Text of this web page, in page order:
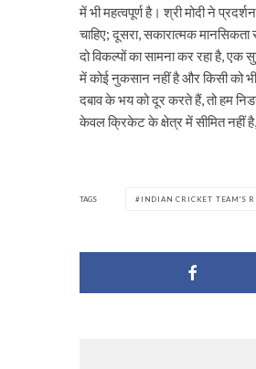
में भी महत्वपूर्ण है। श्री मोदी ने
चाहिए; दूसरा, सकारात्मक
दो विकल्पों का सामना कर रहा है, एक
में कोई नुकसान नहीं है और किसी को
दबाव के भय को दूर करते हैं, तो हम
केवल क्रिकेट के क्षेत्र में सीमित नहीं
TAGS INDIAN CRICKET TEAM'S